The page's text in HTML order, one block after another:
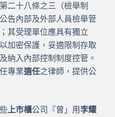
第二十八條之三（檢舉制
告內部及外部人員檢舉管
其受理單位應具有獨立
加密保護，妥適限制存取
納入內部控制制度控管。
專業適任之律師，提供公
上市櫃公司『曾」用李耀